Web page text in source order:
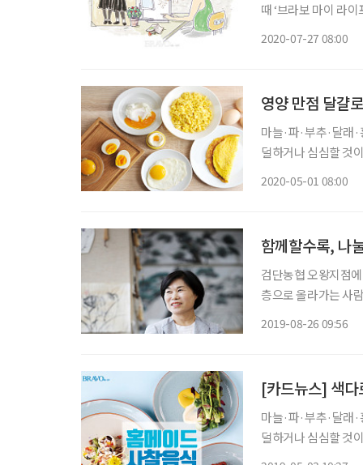
때 ‘브라보 마이 라
2020-07-27 08:00
영양 만점 달걀
마늘·파·부추·달래
덜하거나 심심할 것
2020-05-01 08:00
함께할수록, 나
검단농협 오왕지점
층으로 올라가는 사
2019-08-26 09:56
[카드뉴스] 색
마늘·파·부추·달래
덜하거나 심심할 것